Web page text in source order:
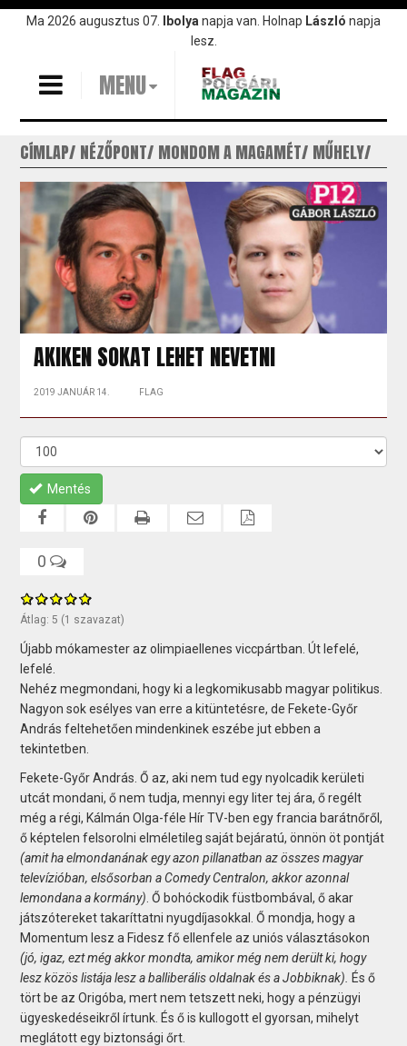
UgrásMa 2026 augusztus 07. Ibolya napja van. Holnap László napja
lesz.
MENU
CÍMLAP NÉZŐPONT MONDOM A MAGAMÉT MŰHELY
AKIKEN SOKAT LEHET NEVETNI
2019 JANUÁR 14. FLAG
Mentés
0
Átlag: 5 (1 szavazat)
Újabb mókamester az olimpiaellenes viccpártban. Út lefelé,
lefelé.
Nehéz megmondani, hogy ki a legkomikusabb magyar politikus.
Nagyon sok esélyes van erre a kitüntetésre, de Fekete-Győr
András feltehetően mindenkinek eszébe jut ebben a
tekintetben.
Fekete-Győr András. Ő az, aki nem tud egy nyolcadik kerületi
utcát mondani, ő nem tudja, mennyi egy liter tej ára, ő regélt
még a régi, Kálmán Olga-féle Hír TV-ben egy francia barátnőről,
ő képtelen felsorolni elméletileg saját bejáratú, önnön öt pontját
(amit ha elmondanának egy azon pillanatban az összes magyar
televízióban, elsősorban a Comedy Centralon, akkor azonnal
lemondana a kormány) . Ő bohóckodik füstbombával, ő akar
játszótereket takaríttatni nyugdíjasokkal. Ő mondja, hogy a
Momentum lesz a Fidesz fő ellenfele az uniós választásokon
(jó, igaz, ezt még akkor mondta, amikor még nem derült ki, hogy
lesz közös listája lesz a balliberális oldalnak és a Jobbiknak).
És ő
tört be az Origóba, mert nem tetszett neki, hogy a pénzügyi
ügyeskedéseikről írtunk. És ő is kullogott el gyorsan, mihelyt
meglátott egy biztonsági őrt.